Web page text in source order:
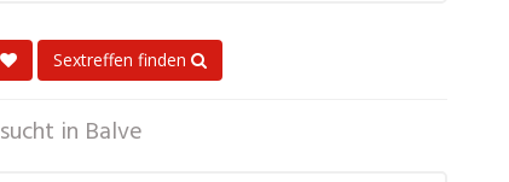
Sextreffen finden
sucht in Balve